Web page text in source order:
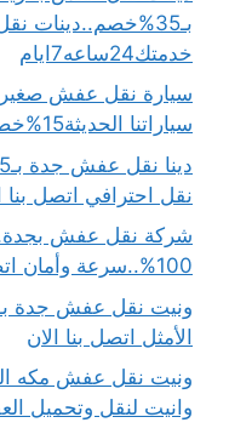
بـ35%خصم..دينات
خدمتك24ساعه7ايام
سيارة نقل عفش
سياراتنا الحديثة15%خصم فوري..اتصل بنا
نقل احترافي اتصل بنا
100%..سرعة وأمان اتصل بنا الان
الأمثل اتصل بنا الان
وانيت لنقل وتحميل